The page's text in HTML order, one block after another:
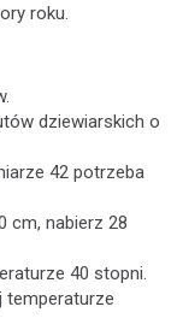
roku.
dziewiarskich o
42 potrzeba
cm, nabierz 28
40 stopni.
temperaturze